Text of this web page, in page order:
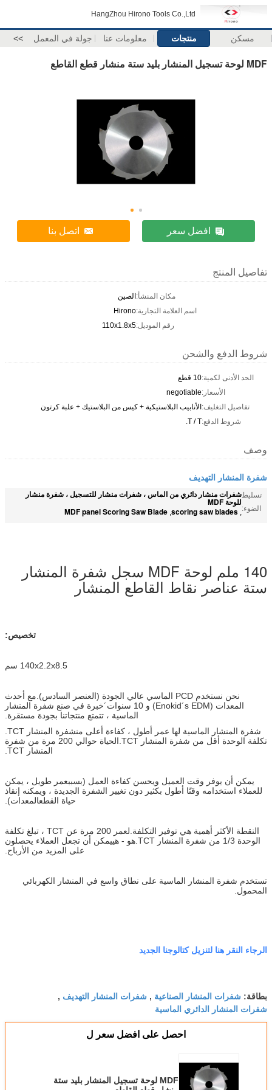
HangZhou Hirono Tools Co.,Ltd
مسكن منتجات معلومات عنا جولة في المعمل >>
MDF لوحة تسجيل المنشار بليد ستة منشار قطع القاطع
افضل سعر اتصل بنا
تفاصيل المنتج
مكان المنشأ:الصين
اسم العلامة التجارية:Hirono
رقم الموديل:110x1.8x5
شروط الدفع والشحن
الحد الأدنى لكمية:10 قطع
الأسعار:negotiable
تفاصيل التغليف:الأنابيب البلاستيكية + كيس من البلاستيك + علبة كرتون
شروط الدفع:T / T.
وصف
شفرة المنشار التهديف
تسليط
الضوء:
شفرات منشار دائري من الماس ، شفرات منشار للتسجيل ، شفرة منشار
للوحة MDF
,
scoring saw blades
,
MDF panel Scoring Saw Blade
140 ملم لوحة MDF سجل شفرة المنشار
ستة عناصر نقاط القاطع المنشار
تخصيص:
140x2.2x8.5 سم
نحن نستخدم PCD الماسي عالي الجودة (العنصر السادس).مع أحدث
المعدات (Enokid´s EDM) و 10 سنوات´
خبرة في صنع شفرة المنشار
الماسية ، تتمتع منتجاتنا بجودة مستقرة.
شفرة المنشار الماسية لها عمر أطول ، كفاءة أعلى من
تكلفة الوحدة أقل من شفرة المنشار TCT.
الحياة حوالي 200 مرة من شفرة
المنشار TCT.
يمكن أن يوفر وقت العميل ويحسن كفاءة العمل (بسببعمر طويل ، يمكن
للعملاء استخدامه وقتًا أطول بكثير دون تغيير الشفرة الجديدة ، ويمكنه إنقاذ
حياة القطعالمعدات).
النقطة الأكثر أهمية هي توفير التكلفة.لعمر 200 مرة عن TCT ، تبلغ تكلفة
الوحدة 1/3 من شفرة المنشار TCT.هو - هي
يمكن أن تجعل العملاء يحصلون
على المزيد من الأرباح.
تستخدم شفرة المنشار الماسية على نطاق واسع في المنشار الكهربائي
المحمول.
الرجاء النقر هنا لتنزيل كتالوجنا الجديد
بطاقة: شفرات المنشار الصناعية , شفرات المنشار التهديف ,
شفرات المنشار الدائري الماسية
احصل على افضل سعر ل
MDF لوحة تسجيل المنشار بليد ستة